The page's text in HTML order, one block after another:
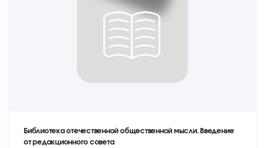
Библиотека отечественной общественной мысли. Введение
от редакционного совета